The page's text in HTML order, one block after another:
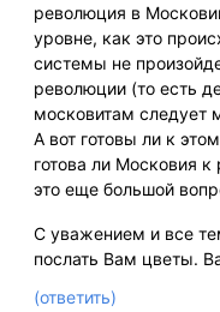
революция в
уровне, как это
системы не
революции (то есть
московитам следует
А вот готовы ли к
готова ли Московия
это еще большой
С уважением и все
послать Вам цветы.
(ответить)